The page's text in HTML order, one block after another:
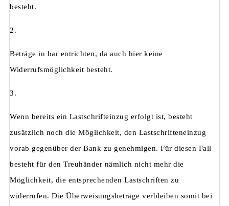
besteht.
2.
Beträge in bar entrichten, da auch hier keine
Widerrufsmöglichkeit besteht.
3.
Wenn bereits ein Lastschrifteinzug erfolgt ist, besteht
zusätzlich noch die Möglichkeit, den Lastschrifteneinzug
vorab gegenüber der Bank zu genehmigen. Für diesen Fall
besteht für den Treuhänder nämlich nicht mehr die
Möglichkeit, die entsprechenden Lastschriften zu
widerrufen. Die Überweisungsbeträge verbleiben somit bei